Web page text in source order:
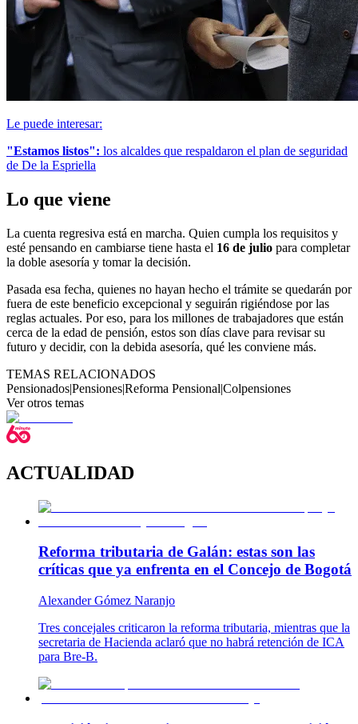
Le puede interesar:
"Estamos listos": los alcaldes que respaldaron el plan de seguridad
de De la Espriella
Lo que viene
La cuenta regresiva está en marcha. Quien cumpla los requisitos y
esté pensando en cambiarse tiene hasta el 16 de julio para completar
la doble asesoría y tomar la decisión.
Pasada esa fecha, quienes no hayan hecho el trámite se quedarán por
fuera de este beneficio excepcional y seguirán rigiéndose por las
reglas actuales. Por eso, para los millones de trabajadores que están
cerca de la edad de pensión, estos son días clave para revisar su
futuro y decidir, con la debida asesoría, qué les conviene más.
TEMAS RELACIONADOS
Pensionados|Pensiones|Reforma Pensional|Colpensiones
Ver otros temas
ACTUALIDAD
Reforma tributaria de Galán: estas son las
críticas que ya enfrenta en el Concejo de Bogotá
Alexander Gómez Naranjo
Tres concejales criticaron la reforma tributaria, mientras que la
secretaria de Hacienda aclaró que no habrá retención de ICA
para Bre-B.